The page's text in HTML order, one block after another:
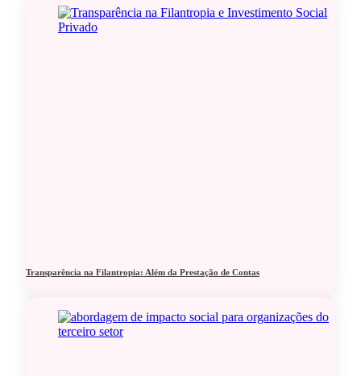
Transparência na Filantropia: Além da Prestação de Contas